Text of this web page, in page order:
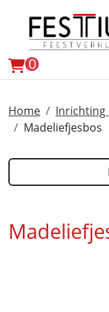
winkelwagen
0
Home Inrichting
Madeliefjesbos